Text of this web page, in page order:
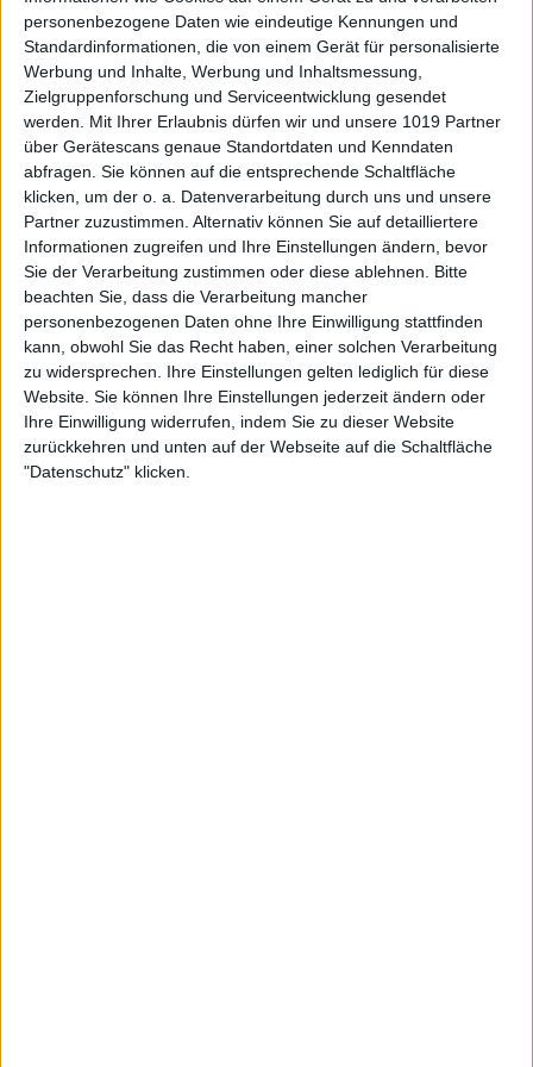
personenbezogene Daten wie eindeutige Kennungen und
Standardinformationen, die von einem Gerät für personalisierte
Werbung und Inhalte, Werbung und Inhaltsmessung,
Zielgruppenforschung und Serviceentwicklung gesendet
werden.
Mit Ihrer Erlaubnis dürfen wir und unsere 1019 Partner
über Gerätescans genaue Standortdaten und Kenndaten
abfragen. Sie können auf die entsprechende Schaltfläche
klicken, um der o. a. Datenverarbeitung durch uns und unsere
Partner zuzustimmen. Alternativ können Sie auf detailliertere
Informationen zugreifen und Ihre Einstellungen ändern, bevor
Sie der Verarbeitung zustimmen oder diese ablehnen.
Bitte
beachten Sie, dass die Verarbeitung mancher
personenbezogenen Daten ohne Ihre Einwilligung stattfinden
kann, obwohl Sie das Recht haben, einer solchen Verarbeitung
zu widersprechen. Ihre Einstellungen gelten lediglich für diese
Website. Sie können Ihre Einstellungen jederzeit ändern oder
Ihre Einwilligung widerrufen, indem Sie zu dieser Website
zurückkehren und unten auf der Webseite auf die Schaltfläche
"Datenschutz" klicken.